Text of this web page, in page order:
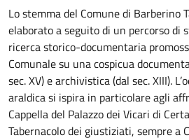
Descrizione
Lo stemma del Comune di Barberino
elaborato a seguito di un percorso di
ricerca storico-documentaria
Comunale su una cospicua
sec. XV) e archivistica (dal sec. XIII).
araldica si ispira in particolare agli
Cappella del Palazzo dei Vicari di
Tabernacolo dei giustiziati, sempre a